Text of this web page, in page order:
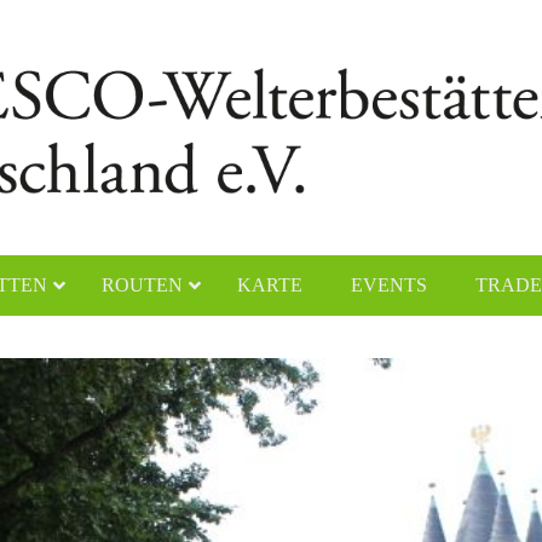
Dom
Dom
„Die Wies“
Lorsch
Klosterinsel Reichenau
ROUTEN KARTE EVENTS